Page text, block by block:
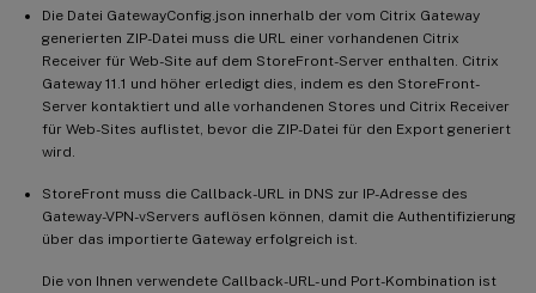
Die Datei GatewayConfig.json innerhalb der vom Citrix Gateway
generierten ZIP-Datei muss die URL einer vorhandenen Citrix
Receiver für Web-Site auf dem StoreFront-Server enthalten. Citrix
Gateway 11.1 und höher erledigt dies, indem es den StoreFront-
Server kontaktiert und alle vorhandenen Stores und Citrix Receiver
für Web-Sites auflistet, bevor die ZIP-Datei für den Export generiert
wird.
StoreFront muss die Callback-URL in DNS zur IP-Adresse des
Gateway-VPN-vServers auflösen können, damit die Authentifizierung
über das importierte Gateway erfolgreich ist.
Die von Ihnen verwendete Callback-URL- und Port-Kombination ist